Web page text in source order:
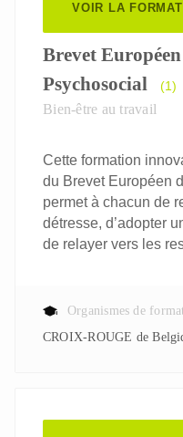
VOIR LA
Brevet
Psychosocial
(1)
Bien-être au travail
Cette formation
du Brevet Européen
permet à chacun de
détresse, d’adopter
de relayer vers les
Organismes de
CROIX-ROUGE de